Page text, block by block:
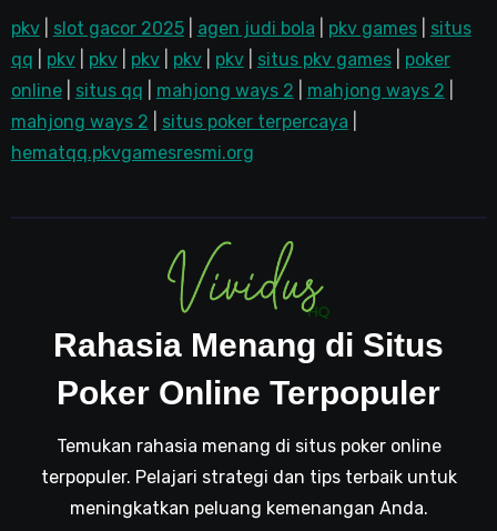
pkv| slot gacor 2025| agen judi bola pkv games| situs
qq
pkv| pkv| pkv| pkv| pkv| situs pkv games| poker
online| situs qq mahjong ways 2 mahjong ways 2
mahjong ways 2
situs poker terpercaya
hematqq.pkvgamesresmi.org
Rahasia Menang di Situs
Poker Online Terpopuler
Temukan rahasia menang di situs poker online
terpopuler. Pelajari strategi dan tips terbaik untuk
meningkatkan peluang kemenangan Anda.